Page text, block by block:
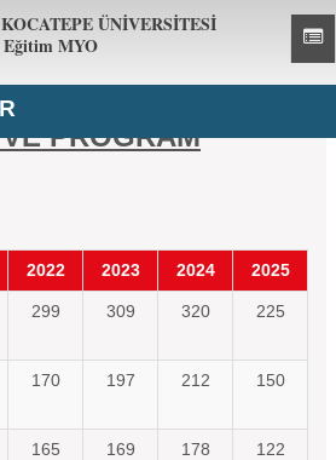
ÜNİVERSİTESİ
MYO
PROGRAM
2022 2023 2024 2025
299 309 320 225
170 197 212 150
165 169 178 122